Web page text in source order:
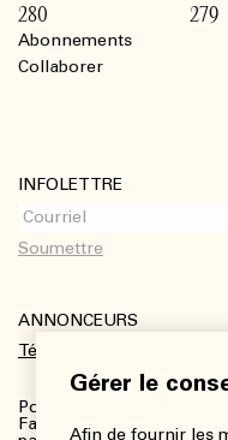
Gérer le
Afin de fournir les
Abonnements
Collaborer
INFOLETTRE
ANNONCEURS
Télécharger le kit média
Pour plus de
Fanny Charbonneau,
280 279